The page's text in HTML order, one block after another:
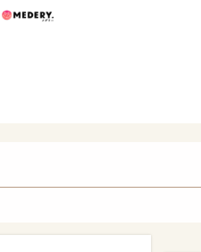
うまい肉